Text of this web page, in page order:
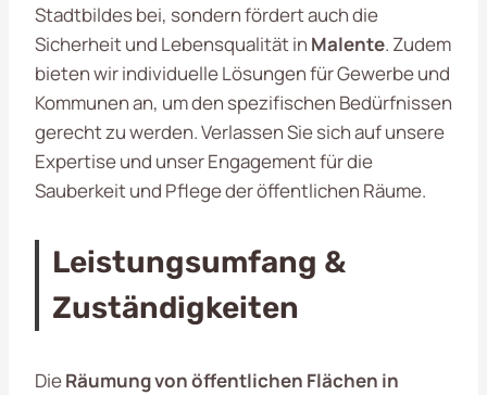
Stadtbildes bei, sondern fördert auch die
Sicherheit und Lebensqualität in Malente. Zudem
bieten wir individuelle Lösungen für Gewerbe und
Kommunen an, um den spezifischen Bedürfnissen
gerecht zu werden. Verlassen Sie sich auf unsere
Expertise und unser Engagement für die
Sauberkeit und Pflege der öffentlichen Räume.
Leistungsumfang &
Zuständigkeiten
DieRäumung von öffentlichen Flächen in